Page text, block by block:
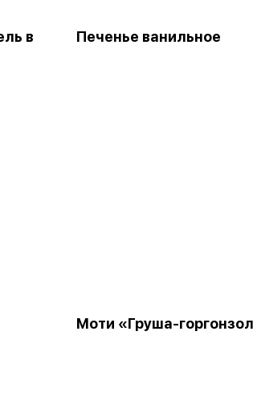
в
Печенье ванильное
Моти «Груша-